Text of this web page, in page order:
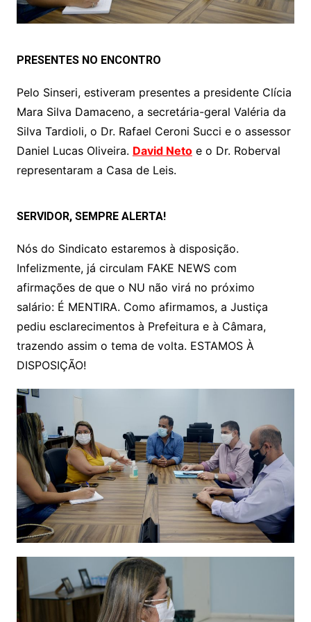
PRESENTES NO ENCONTRO
Pelo Sinseri, estiveram presentes a presidente Clícia
Mara Silva Damaceno, a secretária-geral Valéria da
Silva Tardioli, o Dr. Rafael Ceroni Succi e o assessor
Daniel Lucas Oliveira. David Netoe o Dr. Roberval
representaram a Casa de Leis.
SERVIDOR, SEMPRE ALERTA!
Nós do Sindicato estaremos à disposição.
Infelizmente, já circulam FAKE NEWS com
afirmações de que o NU não virá no próximo
salário: É MENTIRA. Como afirmamos, a Justiça
pediu esclarecimentos à Prefeitura e à Câmara,
trazendo assim o tema de volta. ESTAMOS À
DISPOSIÇÃO!